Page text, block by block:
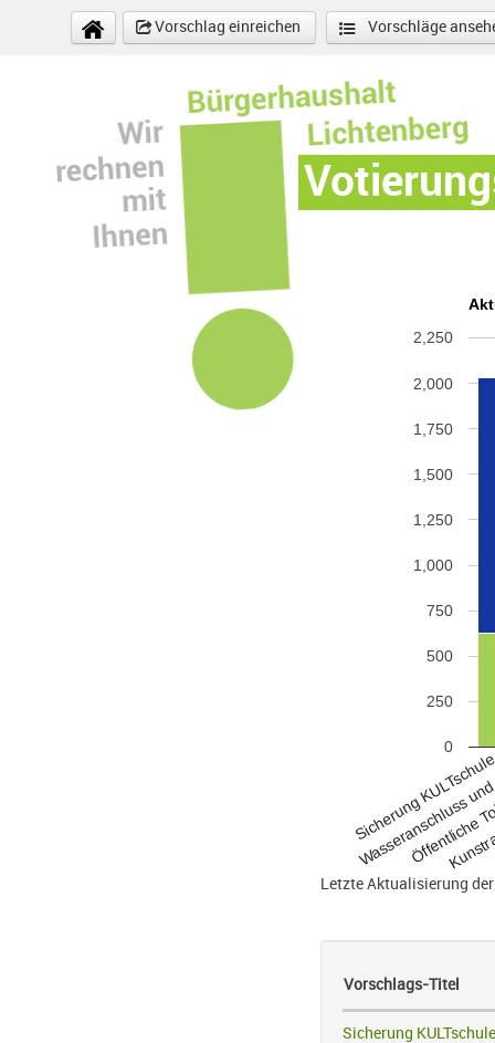
Direkt zum Inhalt
Vorschlag einreichen
Vorschläge
Sicherung
0
250
500
750
1,000
1,250
1,500
1,750
2,000
2,250
Letzte Aktualisierung
Vorschlags-Titel
Sicherung KULTschule